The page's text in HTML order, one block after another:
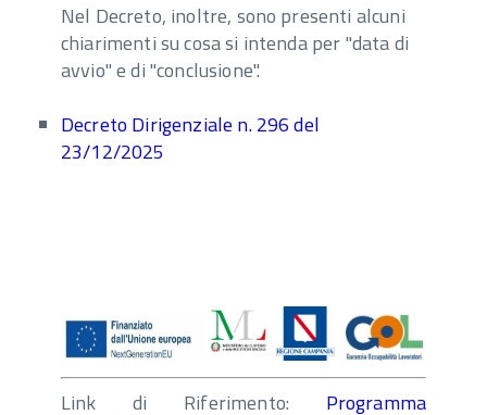
Nel Decreto, inoltre, sono presenti alcuni
chiarimenti su cosa si intenda per "data di
avvio" e di "conclusione".
Decreto Dirigenziale n. 296 del
23/12/2025
Link di Riferimento: Programma